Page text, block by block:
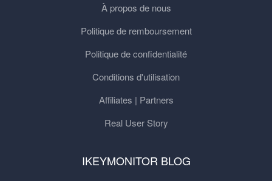
À propos de nous
Politique de remboursement
Politique de confidentialité
Conditions d'utilisation
Affiliates | Partners
Real User Story
IKEYMONITOR BLOG